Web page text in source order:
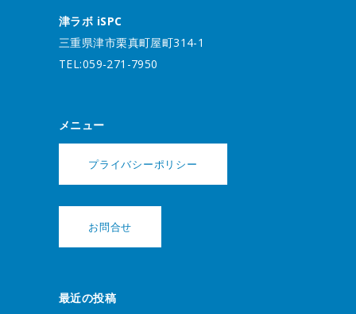
津ラボ iSPC
三重県津市栗真町屋町314-1
TEL:059-271-7950
メニュー
プライバシーポリシー
お問合せ
最近の投稿